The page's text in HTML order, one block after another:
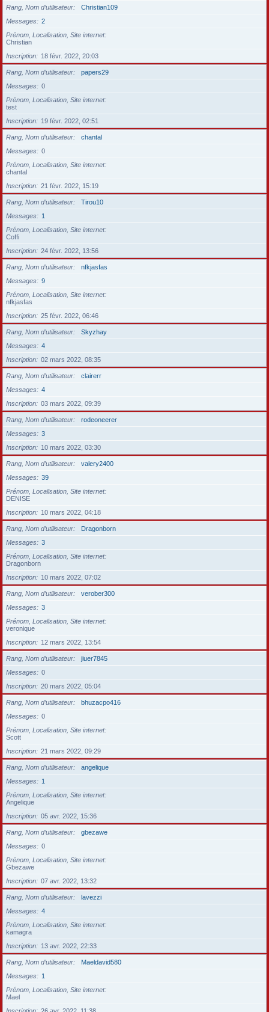
Rang, Nom d’utilisateur
Christian109
Messages
2
Prénom, Localisation, Site internet
Christian
Inscription
18 févr. 2022, 20:03
Rang, Nom d’utilisateur
papers29
Messages
0
Prénom, Localisation, Site internet
test
Inscription
19 févr. 2022, 02:51
Rang, Nom d’utilisateur
chantal
Messages
0
Prénom, Localisation, Site internet
chantal
Inscription
21 févr. 2022, 15:19
Rang, Nom d’utilisateur
Tirou10
Messages
1
Prénom, Localisation, Site internet
Coffi
Inscription
24 févr. 2022, 13:56
Rang, Nom d’utilisateur
nfkjasfas
Messages
9
Prénom, Localisation, Site internet
nfkjasfas
Inscription
25 févr. 2022, 06:46
Rang, Nom d’utilisateur
Skyzhay
Messages
4
Inscription
02 mars 2022, 08:35
Rang, Nom d’utilisateur
clairerr
Messages
4
Inscription
03 mars 2022, 09:39
Rang, Nom d’utilisateur
rodeoneerer
Messages
3
Inscription
10 mars 2022, 03:30
Rang, Nom d’utilisateur
valery2400
Messages
39
Prénom, Localisation, Site internet
DENISE
Inscription
10 mars 2022, 04:18
Rang, Nom d’utilisateur
Dragonborn
Messages
3
Prénom, Localisation, Site internet
Dragonborn
Inscription
10 mars 2022, 07:02
Rang, Nom d’utilisateur
verober300
Messages
3
Prénom, Localisation, Site internet
veronique
Inscription
12 mars 2022, 13:54
Rang, Nom d’utilisateur
jiuer7845
Messages
0
Inscription
20 mars 2022, 05:04
Rang, Nom d’utilisateur
bhuzacpo416
Messages
0
Prénom, Localisation, Site internet
Scott
Inscription
21 mars 2022, 09:29
Rang, Nom d’utilisateur
angelique
Messages
1
Prénom, Localisation, Site internet
Angelique
Inscription
05 avr. 2022, 15:36
Rang, Nom d’utilisateur
gbezawe
Messages
0
Prénom, Localisation, Site internet
Gbezawe
Inscription
07 avr. 2022, 13:32
Rang, Nom d’utilisateur
lavezzi
Messages
4
Prénom, Localisation, Site internet
kamagra
Inscription
13 avr. 2022, 22:33
Rang, Nom d’utilisateur
Maeldavid580
Messages
1
Prénom, Localisation, Site internet
Mael